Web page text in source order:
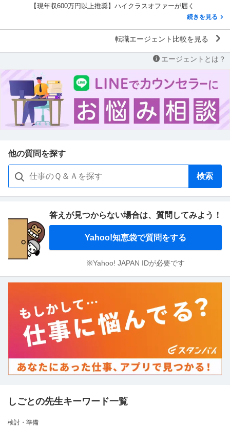
【現年収600万円以上推奨】ハイクラスオファーが届く
続きを見る
転職エージェント比較を見る
エージェントとは？
他の質問を探す
検索
答えが見つからない場合は、 質問してみよう！
Yahoo!知恵袋で質問をする
※Yahoo! JAPAN IDが必要です
しごとの先生キーワード一覧
検討・準備